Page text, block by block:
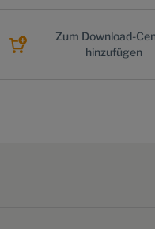
Zum Download-
hinzufügen